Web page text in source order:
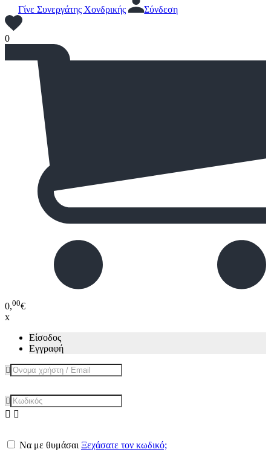
Γίνε Συνεργάτης Χονδρικής Σύνδεση
0
0,00€
x
Είσοδος
Εγγραφή
Να με θυμάσαι Ξεχάσατε τον κωδικό;